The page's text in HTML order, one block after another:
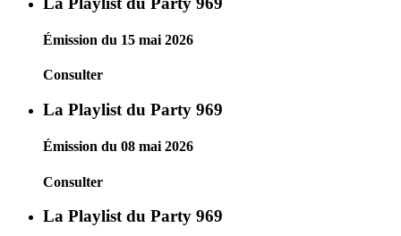
Émission du 15 mai 2026
Consulter
La Playlist du Party 969
Émission du 08 mai 2026
Consulter
La Playlist du Party 969